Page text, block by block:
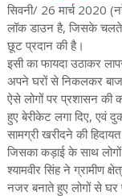
सिवनी/ 26 मार्च 2020
लॉक डाउन है, जिसके चलते
छूट प्रदान की है।
इसी का फायदा उठाकर
अपने घरों से निकलकर
ऐसे लोगों पर प्रशासन की
हुए बेरीकेट लगा दिए, एवं
सामग्री खरीदने की हिदायत
जिसका कड़ाई के साथ
श्यामवीर सिंह ने ग्रामीण
नजर बनाते हुए लोगों से